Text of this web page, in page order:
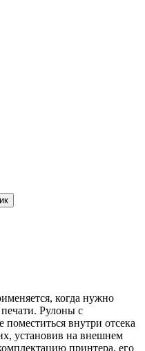
когда нужно
Рулоны с
внутри отсека
установив на внешнем
принтера, его